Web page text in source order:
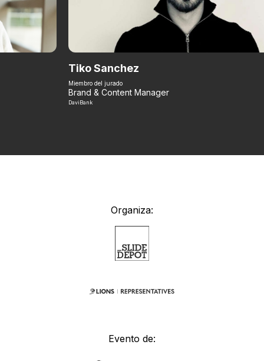
Tiko Sanchez
Miembro del jurado
Brand & Content Manager
DaviBank
Organiza:
Evento de: